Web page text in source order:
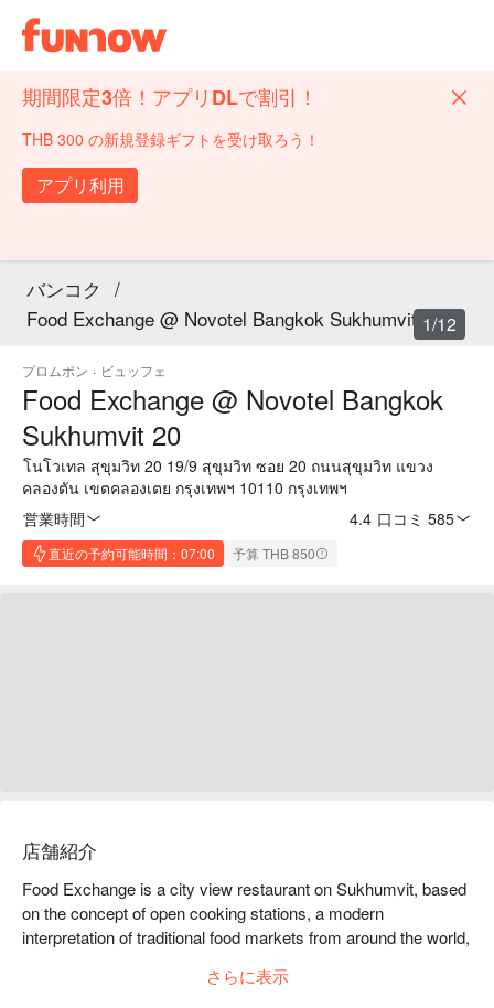
期間限定3倍！アプリDLで割引！
THB 300 の新規登録ギフトを受け取ろう！
アプリ利用
バンコク /
Food Exchange @ Novotel Bangkok Sukhumvit 20
プロムポン · ビュッフェ
Food Exchange @ Novotel Bangkok
Sukhumvit 20
โนโวเทล สุขุมวิท 20 19/9 สุขุมวิท ซอย 20 ถนนสุขุมวิท แขวง
คลองตัน เขตคลองเตย กรุงเทพฯ 10110 กรุงเทพฯ
営業時間
4.4· 口コミ 585
直近の予約可能時間：07:00 予算 THB 850
1/12
店舗紹介
Food Exchange is a city view restaurant on Sukhumvit, based
on the concept of open cooking stations, a modern
interpretation of traditional food markets from around the world,
how their meals are specifically created. The Food Exchange
さらに表示